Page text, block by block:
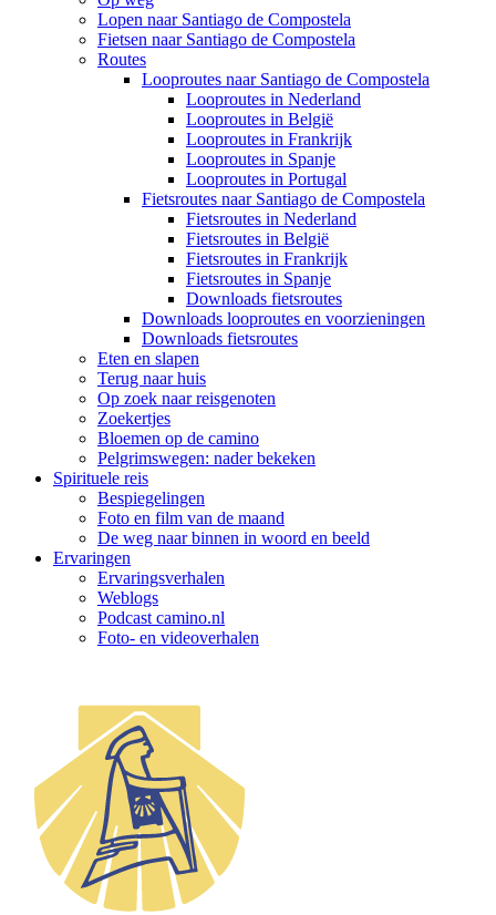
Lopen naar Santiago de Compostela
Fietsen naar Santiago de Compostela
Routes
Looproutes naar Santiago de Compostela
Looproutes in Nederland
Looproutes in België
Looproutes in Frankrijk
Looproutes in Spanje
Looproutes in Portugal
Fietsroutes naar Santiago de Compostela
Fietsroutes in Nederland
Fietsroutes in België
Fietsroutes in Frankrijk
Fietsroutes in Spanje
Downloads fietsroutes
Downloads looproutes en voorzieningen
Downloads fietsroutes
Eten en slapen
Terug naar huis
Op zoek naar reisgenoten
Zoekertjes
Bloemen op de camino
Pelgrimswegen: nader bekeken
Spirituele reis
Bespiegelingen
Foto en film van de maand
De weg naar binnen in woord en beeld
Ervaringen
Ervaringsverhalen
Weblogs
Podcast camino.nl
Foto- en videoverhalen